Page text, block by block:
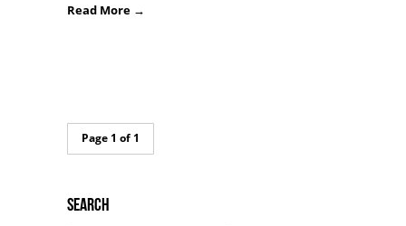
Read More →
Page 1 of 1
Search